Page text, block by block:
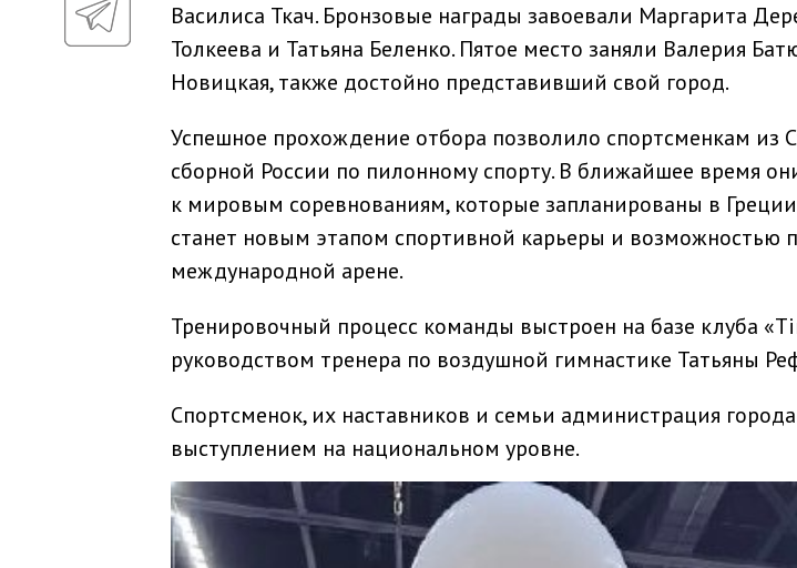
Василиса Ткач. Бронзовые награды завоевали Маргарита
Толкеева и Татьяна Беленко. Пятое место заняли Валерия
Новицкая, также достойно представивший свой город.
Успешное прохождение отбора позволило спортсменкам из
сборной России по пилонному спорту. В ближайшее время
к мировым соревнованиям, которые запланированы в
станет новым этапом спортивной карьеры и возможностью
международной арене.
Тренировочный процесс команды выстроен на базе клуба
руководством тренера по воздушной гимнастике Татьяны
Спортсменок, их наставников и семьи администрация
выступлением на национальном уровне.